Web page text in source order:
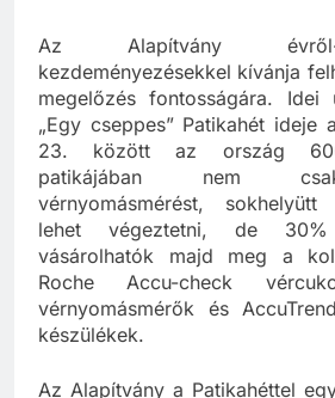
Az Alapítvány
kezdeményezésekkel kívánja
megelőzés fontosságára.
„Egy cseppes” Patikahét ideje
23. között az ország 600
patikájában nem
vérnyomásmérést, sokhelyütt
lehet végeztetni, de 30%
vásárolhatók majd meg a
Roche Accu-check
vérnyomásmérők és